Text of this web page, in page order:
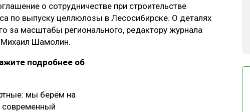
о сотрудничестве при строительстве
по выпуску целлюлозы в Лесосибирске. О деталях
за масштабы регионального, редактору журнала
Михаил Шамолин.
подробнее об
мы берём на
современный